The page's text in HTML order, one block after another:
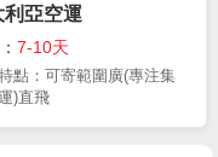
利亞空運
7-10天
點：可寄範圍廣(專注集
)直飛